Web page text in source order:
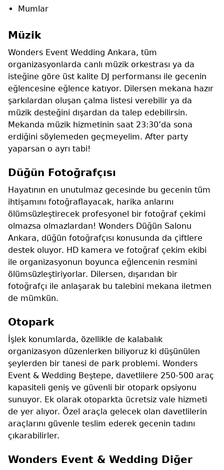
Mumlar
Müzik
Wonders Event Wedding Ankara, tüm
organizasyonlarda canlı müzik orkestrası ya da
isteğine göre üst kalite DJ performansı ile gecenin
eğlencesine eğlence katıyor. Dilersen mekana hazır
şarkılardan oluşan çalma listesi verebilir ya da
müzik desteğini dışardan da talep edebilirsin.
Mekanda müzik hizmetinin saat 23:30’da sona
erdiğini söylemeden geçmeyelim. After party
yaparsan o ayrı tabi!
Düğün Fotoğrafçısı
Hayatının en unutulmaz gecesinde bu gecenin tüm
ihtişamını fotoğraflayacak, harika anlarını
ölümsüzleştirecek profesyonel bir fotoğraf çekimi
olmazsa olmazlardan! Wonders Düğün Salonu
Ankara, düğün fotoğrafçısı konusunda da çiftlere
destek oluyor. HD kamera ve fotoğraf çekim ekibi
ile organizasyonun boyunca eğlencenin resmini
ölümsüzleştiriyorlar. Dilersen, dışarıdan bir
fotoğrafçı ile anlaşarak bu talebini mekana iletmen
de mümkün.
Otopark
İşlek konumlarda, özellikle de kalabalık
organizasyon düzenlerken biliyoruz ki düşünülen
şeylerden bir tanesi de park problemi. Wonders
Event & Wedding Beştepe, davetlilere 250-500 araç
kapasiteli geniş ve güvenli bir otopark opsiyonu
sunuyor. Ek olarak otoparkta ücretsiz vale hizmeti
de yer alıyor. Özel araçla gelecek olan davetlilerin
araçlarını güvenle teslim ederek gecenin tadını
çıkarabilirler.
Wonders Event & Wedding Diğer